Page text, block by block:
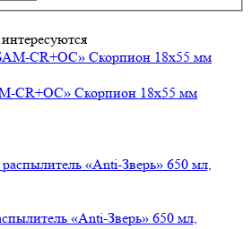
CR+ОС» Скорпион 18х55 мм
«Anti-Зверь» 650 мл,